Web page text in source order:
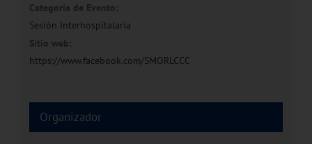
Categoría de Evento:
Sesión Interhospitalaria
Sitio web:
https://www.facebook.com/SMORLCCC
Organizador